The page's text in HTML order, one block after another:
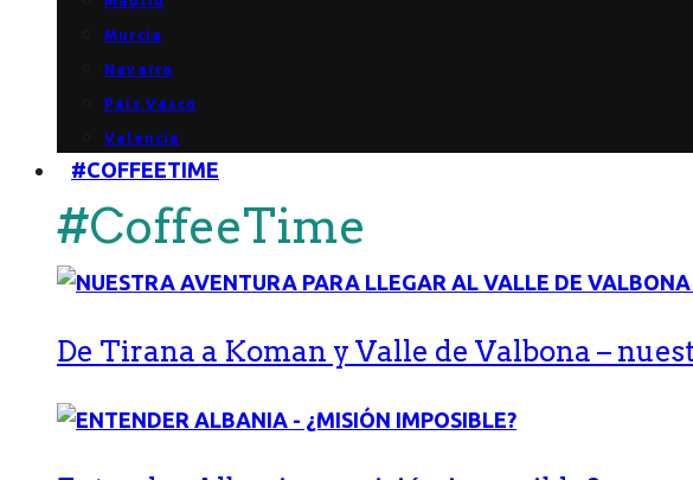
Murcia
Navarra
País Vasco
Valencia
#COFFEETIME
#CoffeeTime
De Tirana a Koman y Valle de Valbona –